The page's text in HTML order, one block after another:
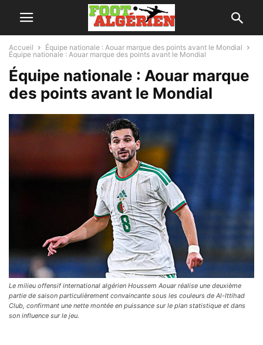
Accueil
Équipe nationale : Aouar marque des points avant le Mondial
Équipe nationale : Aouar marque des points avant le Mondial
Équipe nationale : Aouar marque
des points avant le Mondial
Le milieu offensif international algérien Houssem Aouar réalise une deuxième
partie de saison particulièrement convaincante sous les couleurs de Al-Ittihad
Club, confirmant une nette montée en puissance sur le plan statistique et dans
son influence sur le jeu.